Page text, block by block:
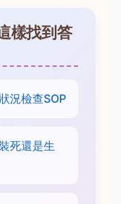
樣找到答
況檢查SOP
死還是生